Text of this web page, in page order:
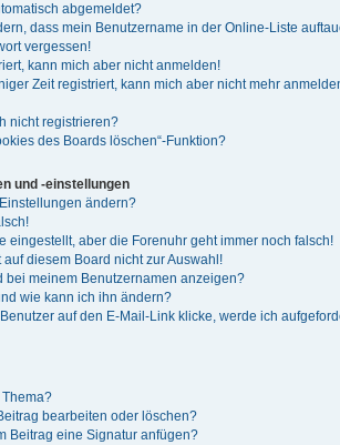
abgemeldet?
dass mein Benutzername in der Online-Liste
vergessen!
kann mich aber nicht anmelden!
Zeit registriert, kann mich aber nicht mehr
nicht registrieren?
des Boards löschen“-Funktion?
und -einstellungen
ändern?
eingestellt, aber die Forenuhr geht immer noch falsch!
auf diesem Board nicht zur Auswahl!
bei meinem Benutzernamen anzeigen?
wie kann ich ihn ändern?
auf den E-Mail-Link klicke, werde ich
bearbeiten oder löschen?
Beitrag eine Signatur anfügen?